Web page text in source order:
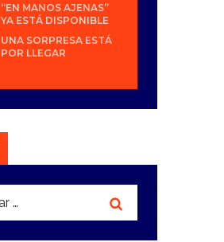
“EN MANOS AJENAS”
YA ESTÁ DISPONIBLE
UNA SORPRESA ESTÁ
POR LLEGAR